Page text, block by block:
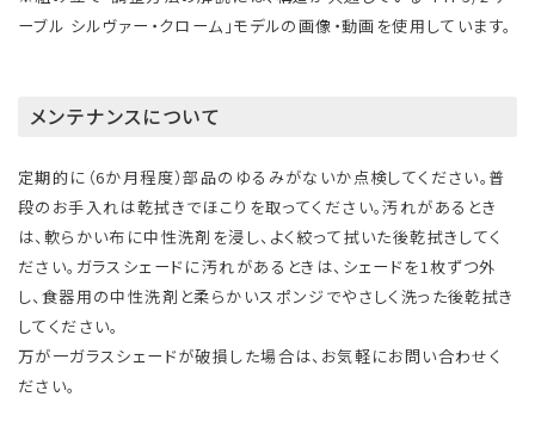
ーブル シルヴァー・クローム」モデルの画像・動画を使用しています。
メンテナンスについて
定期的に（6か月程度）部品のゆるみがないか点検してください。普
段のお手入れは乾拭きでほこりを取ってください。汚れがあるとき
は、軟らかい布に中性洗剤を浸し、よく絞って拭いた後乾拭きしてく
ださい。ガラスシェードに汚れがあるときは、シェードを1枚ずつ外
し、食器用の中性洗剤と柔らかいスポンジでやさしく洗った後乾拭き
してください。
万が一ガラスシェードが破損した場合は、お気軽にお問い合わせく
ださい。